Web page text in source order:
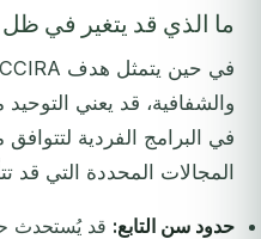
ما الذي قد يتغير في ظل ECCIRA؟
والشفافية، قد يعني
في البرامج الفردية
المجالات المحددة التي قد
حدود سن التابع: قد يُستحدث